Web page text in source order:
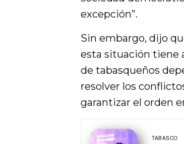
excepción”.
Sin embargo, dijo
esta situación tiene
de tabasqueños
resolver los
garantizar el orden
TABASCO